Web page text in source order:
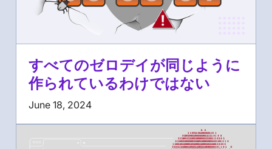
すべてのゼロデイが同じように
作られているわけではない
June 18, 2024